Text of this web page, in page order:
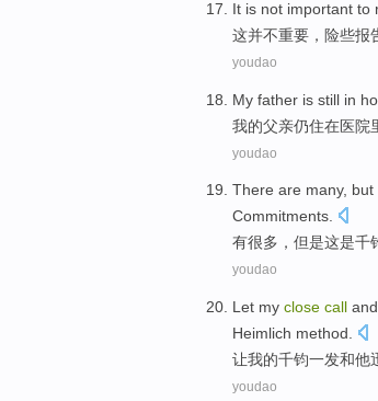
It is not important to
这并不重要 ，险些报
youdao
My father is still in
我的父亲仍住在医院
youdao
There are many, but
Commitments.
有很多 ， 但是这是千
youdao
Let my close call and
Heimlich method
让我的千钧一发和他
youdao